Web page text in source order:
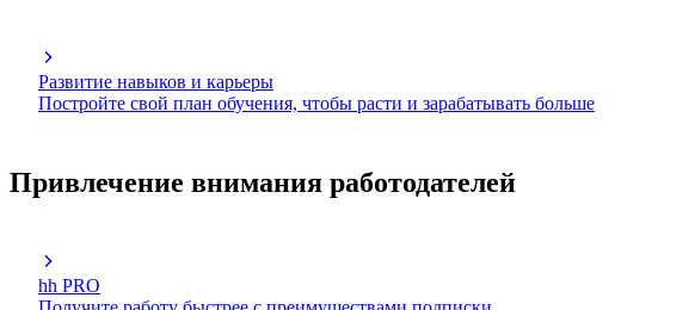
Развитие навыков и карьеры
Постройте свой план обучения, чтобы расти и зарабатывать больше
Привлечение внимания работодателей
hh PRO